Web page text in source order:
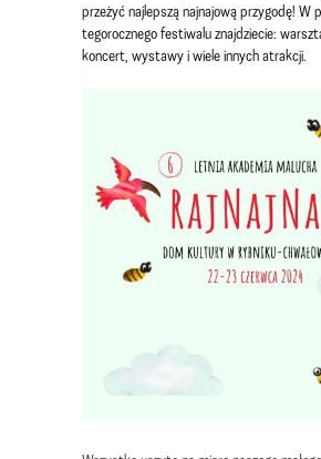
przeżyć najlepszą najnajową przygodę! W
tegorocznego festiwalu znajdziecie:
koncert, wystawy i wiele innych atrakcji.